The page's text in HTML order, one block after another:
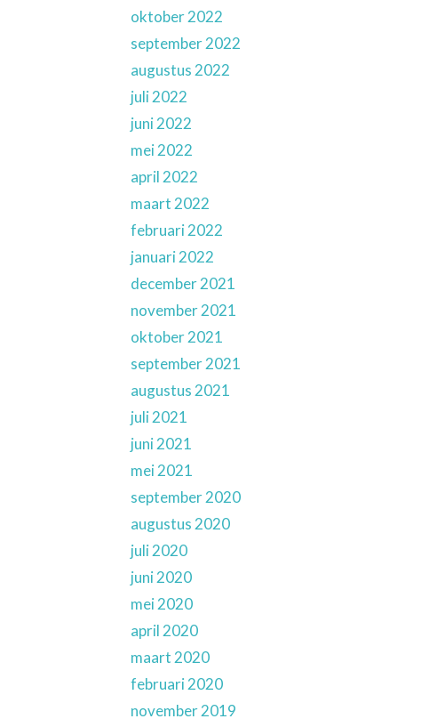
oktober 2022
september 2022
augustus 2022
juli 2022
juni 2022
mei 2022
april 2022
maart 2022
februari 2022
januari 2022
december 2021
november 2021
oktober 2021
september 2021
augustus 2021
juli 2021
juni 2021
mei 2021
september 2020
augustus 2020
juli 2020
juni 2020
mei 2020
april 2020
maart 2020
februari 2020
november 2019